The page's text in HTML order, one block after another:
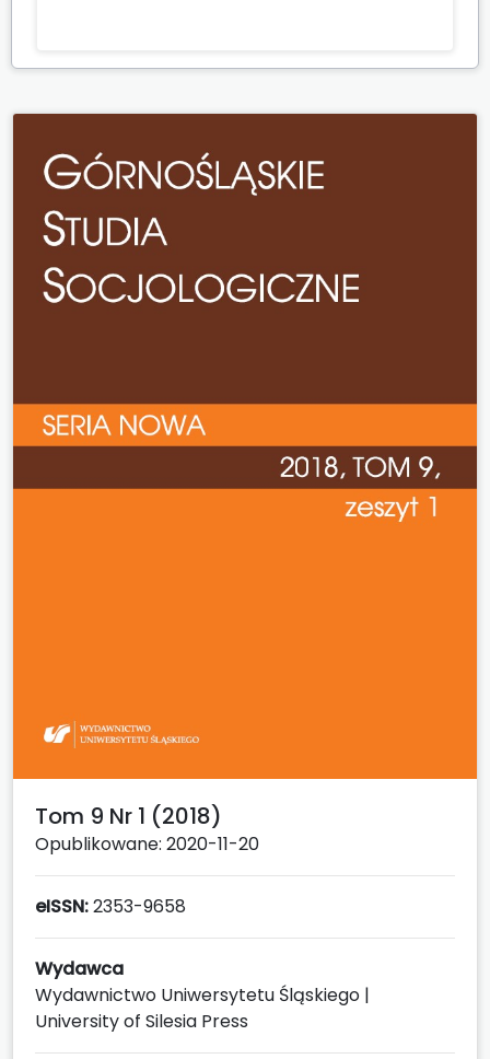
Tom 9 Nr 1 (2018)
Opublikowane: 2020-11-20
eISSN:2353-9658
Wydawca
Wydawnictwo Uniwersytetu Śląskiego |
University of Silesia Press